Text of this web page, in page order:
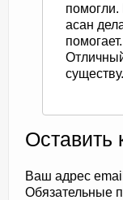
асан
помогает.
Оставить
Ваш адрес
Обязательные